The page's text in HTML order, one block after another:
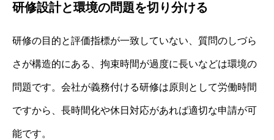
研修設計と環境の問題を切り分ける
研修の目的と評価指標が一致していない、質問のしづら
さが構造的にある、拘束時間が過度に長いなどは環境の
問題です。会社が義務付ける研修は原則として労働時間
ですから、長時間化や休日対応があれば適切な申請が可
能です。